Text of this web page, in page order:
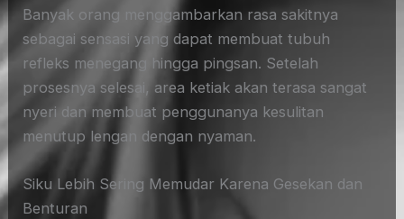
Banyak orang menggambarkan rasa sakitnya
sebagai sensasi yang dapat membuat tubuh
refleks menegang hingga pingsan. Setelah
prosesnya selesai, area ketiak akan terasa sangat
nyeri dan membuat penggunanya kesulitan
menutup lengan dengan nyaman.
Siku Lebih Sering Memudar Karena Gesekan dan
Benturan